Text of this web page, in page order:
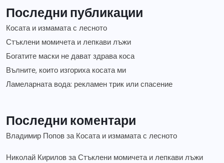
Последни публикации
Косата и измамата с лесното
Стъклени момичета и лепкави лъжи
Богатите маски не дават здрава коса
Вълните, които изгориха косата ми
Ламеларната вода: рекламен трик или спасение
Последни коментари
Владимир Попов за Косата и измамата с лесното
Николай Кирилов заСтъклени момичета и лепкави лъжи